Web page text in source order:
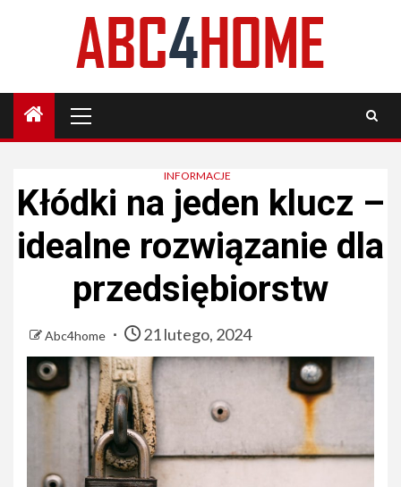
Menu
INFORMACJE
Kłódki na jeden klucz –
idealne rozwiązanie dla
przedsiębiorstw
Abc4home 21 lutego, 2024